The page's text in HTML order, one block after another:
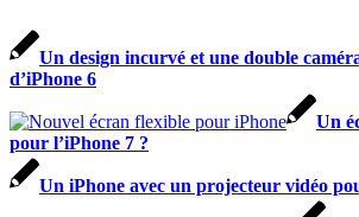
Un design incurvé et une double
d’iPhone 6
Un
pour l’iPhone 7 ?
Un iPhone avec un projecteur vidéo